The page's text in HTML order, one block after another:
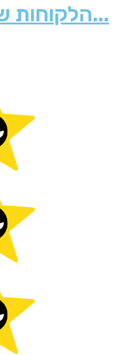
הלקוחות שלנו יספרו לכם ש...